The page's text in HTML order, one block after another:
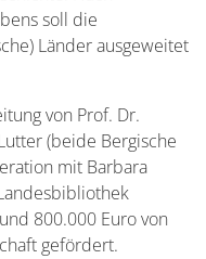
soll die
Länder ausgeweitet
von Prof. Dr.
(beide Bergische
mit Barbara
800.000 Euro von
gefördert.